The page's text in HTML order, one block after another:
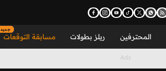
المحترفين ريلز بطولات مسابقة التوقعات
جديد